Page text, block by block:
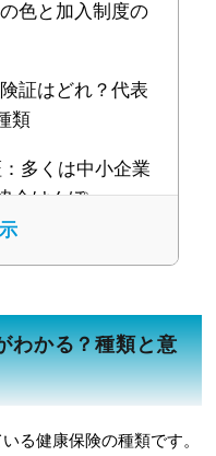
色と加入制度の
証はどれ？代表
類
多くは中小企業
会けんぽ」
証：大企業の
員や私立学校
組合」
75歳以上の方
医療制度」
わかる？種類と意
る健康保険の種類です。